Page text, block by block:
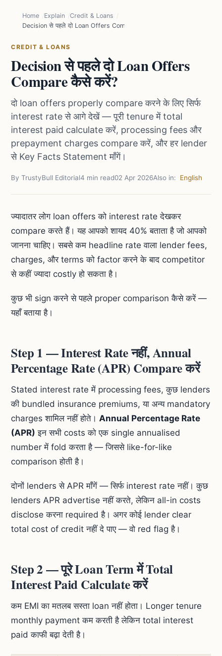
Home Explain
Credit & Loans
Decision से पहले दो Loan Offers Compare कैसे करें?
CREDIT & LOANS
Decision से पहले दो Loan Offers
Compare कैसे करें?
दो loan offers properly compare करने के लिए सिर्फ
interest rate से आगे देखें — पूरी tenure में total
interest paid calculate करें, processing fees और
prepayment charges compare करें, और हर lender
से Key Facts Statement माँगें।
By TrustyBull Editorial4 min read02 Apr 2026Also in: English
ज्यादातर लोग loan offers को interest rate देखकर
compare करते हैं। यह आपको शायद 40% बताता है जो आपको
जानना चाहिए। सबसे कम headline rate वाला lender fees,
charges, और terms को factor करने के बाद competitor
से कहीं ज्यादा costly हो सकता है।
कुछ भी sign करने से पहले proper comparison कैसे करें —
यहाँ बताया है।
Step 1 — Interest Rate नहीं, Annual
Percentage Rate (APR) Compare करें
Stated interest rate में processing fees, कुछ lenders
की bundled insurance premiums, या अन्य mandatory
charges शामिल नहीं होते।Annual Percentage Rate
(APR) इन सभी costs को एक single annualised
number में fold करता है — जिससे like-for-like
comparison होती है।
दोनों lenders से APR माँगें — सिर्फ interest rate नहीं। कुछ
lenders APR advertise नहीं करते, लेकिन all-in costs
disclose करना required है। अगर कोई lender clear
total cost of credit नहीं दे पाए — वो red flag है।
Step 2 — पूरे Loan Term में Total
Interest Paid Calculate करें
कम EMI का मतलब सस्ता loan नहीं होता। Longer tenure
monthly payment कम करती है लेकिन total interest
paid काफी बढ़ा देती है।